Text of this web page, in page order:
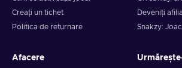
Creați un tichet
Politica de returnare
Deveniți
Snakzy:
Afacere